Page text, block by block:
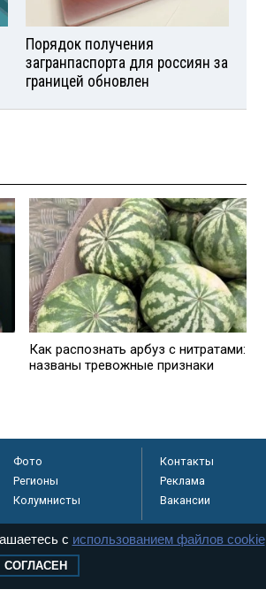
Порядок получения
загранпаспорта для россиян за
границей обновлен
Как распознать арбуз с нитратами:
названы тревожные признаки
Фото
Регионы
Колумнисты
Контакты
Реклама
Вакансии
с использованием файлов cookie
СОГЛАСЕН